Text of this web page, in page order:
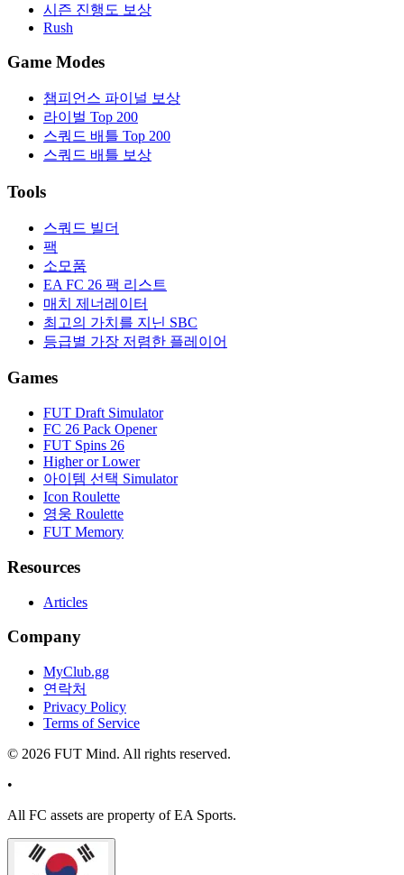
시즌 진행도 보상
Rush
Game Modes
챔피언스 파이널 보상
라이벌 Top 200
스쿼드 배틀 Top 200
스쿼드 배틀 보상
Tools
스쿼드 빌더
팩
소모품
EA FC 26 팩 리스트
매치 제너레이터
최고의 가치를 지닌 SBC
등급별 가장 저렴한 플레이어
Games
FUT Draft Simulator
FC 26 Pack Opener
FUT Spins 26
Higher or Lower
아이템 선택 Simulator
Icon Roulette
영웅 Roulette
FUT Memory
Resources
Articles
Company
MyClub.gg
연락처
Privacy Policy
Terms of Service
© 2026 FUT Mind. All rights reserved.
•
All FC assets are property of EA Sports.